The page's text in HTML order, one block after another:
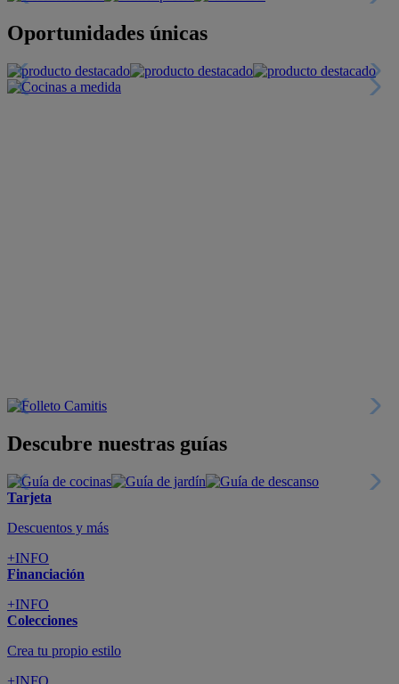
Crea tu propio estilo
Tranquilidad
6 años de Garantía Plus
+INFO
Catálogos
Miles de productos
+INFO
Por teléfono
Llámanos y compra
+INFO
Nueva app